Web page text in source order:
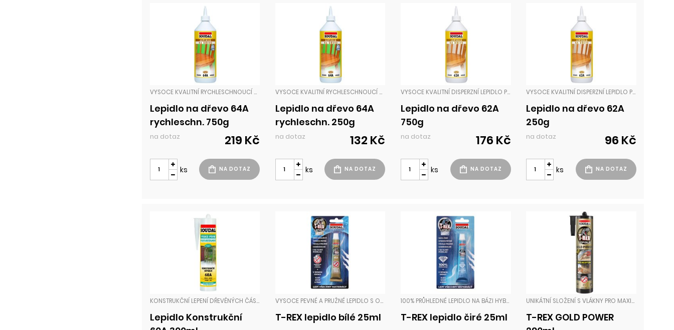
VYSOCE KVALITNÍ RYCHLESCHNOUCÍ DISPERZNÍ LEPIDLO PRO LEPENÍ V INTERIÉRU, PO ZASCHNUTÍ PRŮHLEDNÉ SE ZAŘAZENÍM V TŘÍDĚ ODOLNOSTI VŮČI PŮSOBENÍ VLHKOSTI D2 (ČSN EN 204).LEPENÍ VÝROBKŮ ZE DŘEVA, PŘEKLIŽKY, DŘEVOTŘÍSKY APOD. S NÁROKY NA VYSOKOU RYCHLOST TUHNUT LEPIDLA
Lepidlo na dřevo 64A
rychleschn. 750g
na dotaz 219 Kč
ks
VYSOCE KVALITNÍ RYCHLESCHNOUCÍ DISPERZNÍ LEPIDLO PRO LEPENÍ V INTERIÉRU, PO ZASCHNUTÍ PRŮHLEDNÉ SE ZAŘAZENÍM V TŘÍDĚ ODOLNOSTI VŮČI PŮSOBENÍ VLHKOSTI D2 (ČSN EN 204).LEPENÍ VÝROBKŮ ZE DŘEVA, PŘEKLIŽKY, DŘEVOTŘÍSKY APOD. S NÁROKY NA VYSOKOU RYCHLOST TUHNUT LEPIDLA
Lepidlo na dřevo 64A
rychleschn. 250g
na dotaz 132 Kč
ks
VYSOCE KVALITNÍ DISPERZNÍ LEPIDLO PRO LEPENÍ V INTERIÉRU, PO ZASCHNUTÍ POLOPRŮHLEDNÉ SE ZAŘAZENÍM V TŘÍDĚ ODOLNOSTI VŮČI PŮSOBENÍ VLHKOSTI D2 (ČSN EN 204). LEPENÍ VÝROBKŮ ZE DŘEVA, DŘEVOTŘÍSKY, PAPÍRU A LEPENKY. KONSTRUKČNÍ LEPENÍ NÁBYTKU A VÝROBKŮ PŘEVÁŽ LEPIDLA
Lepidlo na dřevo 62A
750g
na dotaz 176 Kč
ks
VYSOCE KVALITNÍ DISPERZNÍ LEPIDLO PRO LEPENÍ V INTERIÉRU, PO ZASCHNUTÍ POLOPRŮHLEDNÉ SE ZAŘAZENÍM V TŘÍDĚ ODOLNOSTI VŮČI PŮSOBENÍ VLHKOSTI D2 (ČSN EN 204). LEPENÍ VÝROBKŮ ZE DŘEVA, DŘEVOTŘÍSKY, PAPÍRU A LEPENKY. KONSTRUKČNÍ LEPENÍ NÁBYTKU A VÝROBKŮ PŘEVÁŽ LEPIDLA
Lepidlo na dřevo 62A
250g
na dotaz 96 Kč
ks
KONSTRUKČNÍ LEPENÍ DŘEVĚNÝCH ČÁSTÍ, DŘEVĚNÝCH KONSTRUKČNÍCH PRVKŮ A NÁBYTKU, LEPENÍ MNOHA DALŠÍCH DRUHŮ MATERIÁLŮ JAKO CIHLY, BETON, KOVY, GUMA, POLYSTYREN, PĚNOVÉ HMOTY ATD. VÝROBA OKENNÍCH A DVEŘNÍCH RÁMŮ, VÝROBA VRSTVENÝCH PANELŮ. NESTÉKAVÉ KONSTRUKČNÍ LEPIDLA
Lepidlo Konstrukční
VYSOCE PEVNÉ A PRUŽNÉ LEPIDLO S OKAMŽITOU FIXACÍ LEPENÝCH ČÁSTÍ. LEPIDLO NA BÁZI HYBRIDNÍCH POLYMERŮ S VÝBORNOU PŘILNAVOSTÍ K VĚTŠINĚ PODKLADŮ. VYTVÁŘÍ VYSOCE PEVNÝ A TRVALE PRUŽNÝ SPOJ S NOSNOSTÍ AŽ 35 KG/CM². V PRAKTICKÉM BALENÍ 25ML. LEPIDLA
T-REX lepidlo bílé 25ml
100% PRŮHLEDNÉ LEPIDLO NA BÁZI HYBRIDNÍCH POLYMERŮ S VÝBORNOU PŘILNAVOSTÍ NA VĚTŠINU SAVÝCH I NESAVÝCH PODKLADŮ. LEPIDLO A TMEL V JEDNOM. VYTVÁŘÍ NEVIDITELNÝ SPOJ. PO VYTVRZENÍ JE TRVALE PRUŽNÉ A PEVNÉ. V PRAKTICKÉM BALENÍ 25ML. LEPIDLA
T-REX lepidlo čiré 25ml
UNIKÁTNÍ SLOŽENÍ S VLÁKNY PRO MAXIMÁLNÍ PEVNOST SPOJE! NEJSILNĚJŠÍ LEPIDLO NA TRHU! VYSOKOPEVNOSTNÍ LEPIDLO S EXTRÉMNÍ OKAMŽITOU PEVNOSTÍ SPOJE. VYTVÁŘÍ VYSOCE PEVNÝ, PRUŽNÝ A VODOTĚSNÝ SPOJ. PŘILNE I NA VLHKÉ POVRCHY. VLÁKNY ZESÍLENÁ RECEPTURA LEPIDLA LEPIDLA
T-REX GOLD POWER